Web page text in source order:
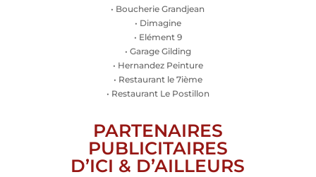
• Boucherie Grandjean
• Dimagine
• Elément 9
• Garage Gilding
• Hernandez Peinture
• Restaurant le 7ième
• Restaurant Le Postillon
PARTENAIRES
PUBLICITAIRES
D’ICI & D’AILLEURS